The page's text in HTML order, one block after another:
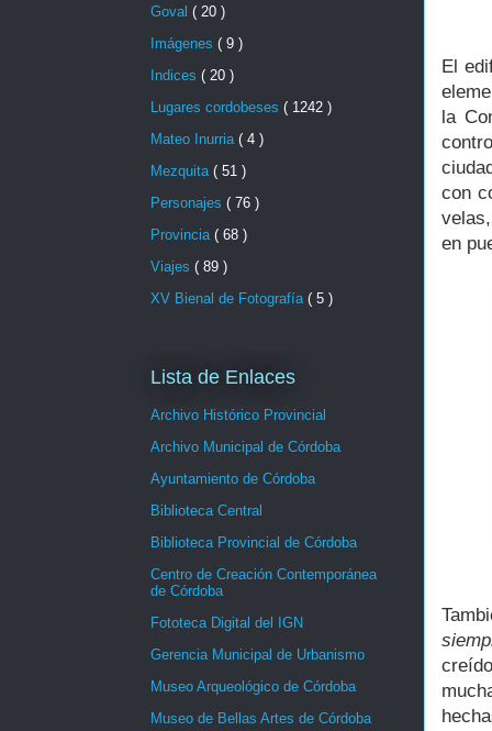
El
la
con
en
Goval ( 20 )
Imágenes ( 9 )
Indices ( 20 )
Lugares cordobeses ( 1242 )
Mateo Inurria ( 4 )
Mezquita ( 51 )
Personajes ( 76 )
Provincia ( 68 )
Viajes ( 89 )
XV Bienal de Fotografía ( 5 )
Lista de Enlaces
Archivo Histórico Provincial
Archivo Municipal de Córdoba
Ayuntamiento de Córdoba
Biblioteca Central
Biblioteca Provincial de Córdoba
Centro de Creación Contemporánea
de Córdoba
Fototeca Digital del IGN
Gerencia Municipal de Urbanismo
Museo Arqueológico de Córdoba
Museo de Bellas Artes de Córdoba